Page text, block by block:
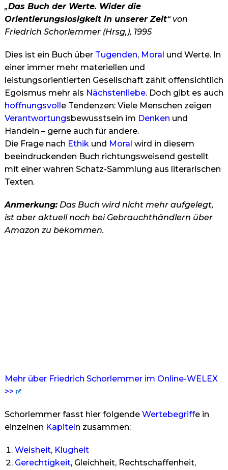
Buch
Der
„Das Buch der Werte. Wider die
Orientierungslosigkeit in unserer Zeit“ von
Friedrich Schorlemmer (Hrsg,), 1995
Dies ist ein Buch über Tugenden, Moral und Werte. In
einer immer mehr materiellen und
leistungsorientierten Gesellschaft zählt offensichtlich
Egoismus mehr als Nächstenliebe. Doch gibt es auch
hoffnungsvolle Tendenzen: Viele Menschen zeigen
Verantwortungsbewusstsein im Denken und
Handeln – gerne auch für andere.
Die Frage nach Ethikund Moral wird in diesem
beeindruckenden Buch richtungsweisend gestellt
mit einer wahren Schatz-Sammlung aus literarischen
Texten.
Anmerkung:Das Buch wird nicht mehr aufgelegt,
ist aber aktuell noch bei Gebrauchthändlern über
Amazon zu bekommen.
Mehr über Friedrich Schorlemmer im Online-WELEX
>>
Schorlemmer fasst hier folgende Wertebegriffe in
einzelnen Kapiteln zusammen:
Weisheit, Klugheit
Gerechtigkeit, Gleichheit, Rechtschaffenheit,